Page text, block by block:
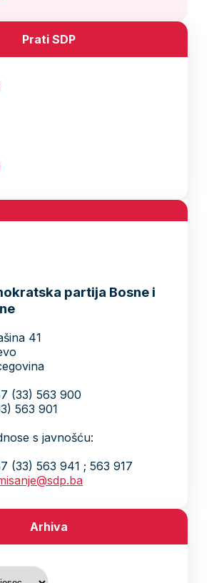
Prati SDP
partija Bosne i
41
(33) 563 900
563 901
s javnošću:
(33) 563 941 ; 563 917
Arhiva